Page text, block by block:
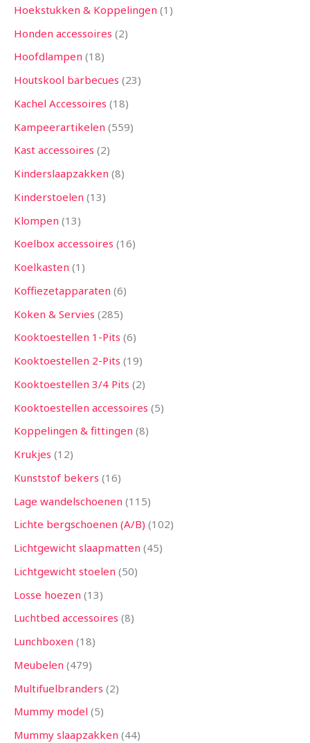
Hoekstukken & Koppelingen 1
Honden accessoires 2
Hoofdlampen 18
Houtskool barbecues 23
Kachel Accessoires 18
Kampeerartikelen 559
Kast accessoires 2
Kinderslaapzakken 8
Kinderstoelen 13
Klompen 13
Koelbox accessoires 16
Koelkasten 1
Koffiezetapparaten 6
Koken & Servies 285
Kooktoestellen 1-Pits 6
Kooktoestellen 2-Pits 19
Kooktoestellen 3/4 Pits 2
Kooktoestellen accessoires 5
Koppelingen & fittingen 8
Krukjes 12
Kunststof bekers 16
Lage wandelschoenen 115
Lichte bergschoenen (A/B) 102
Lichtgewicht slaapmatten 45
Lichtgewicht stoelen 50
Losse hoezen 13
Luchtbed accessoires 8
Lunchboxen 18
Meubelen 479
Multifuelbranders 2
Mummy model 5
Mummy slaapzakken 44